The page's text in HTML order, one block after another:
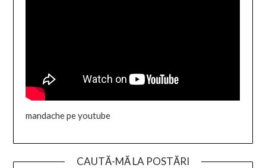
mandache pe youtube
CAUTĂ-MĂ LA POSTĂRI